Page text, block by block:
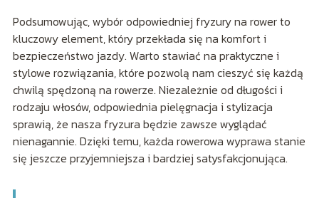
Podsumowując, wybór odpowiedniej fryzury na rower to
kluczowy element, który przekłada się na komfort i
bezpieczeństwo jazdy. Warto stawiać na praktyczne i
stylowe rozwiązania, które pozwolą nam cieszyć się każdą
chwilą spędzoną na rowerze. Niezależnie od długości i
rodzaju włosów, odpowiednia pielęgnacja i stylizacja
sprawią, że nasza fryzura będzie zawsze wyglądać
nienagannie. Dzięki temu, każda rowerowa wyprawa stanie
się jeszcze przyjemniejsza i bardziej satysfakcjonująca.